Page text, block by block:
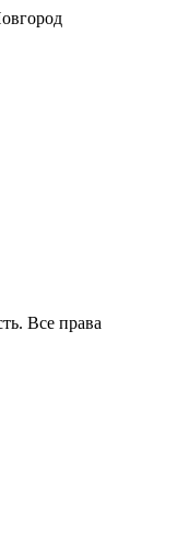
Все права